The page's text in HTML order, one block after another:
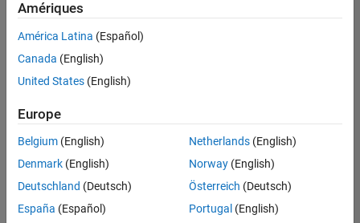
Enregistrer
sélectionnées
Les
descriptions
poste
Amériques
América Latina (Español)
Canada (English)
United States (English)
Europe
Belgium (English)
Denmark (English)
Deutschland (Deutsch)
España (Español)
Netherlands(English)
Norway(English)
Österreich (Deutsch)
Portugal (English)